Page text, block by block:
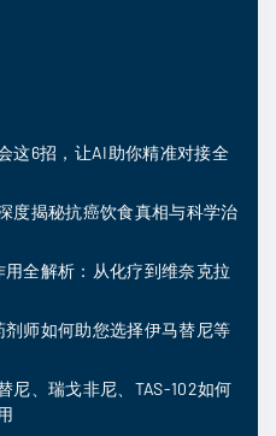
这6招，让AI助你精准对接全
度揭秘抗癌饮食真相与科学治
全解析：从化疗到维奈克拉
师如何助您选择伊马替尼等
尼、瑞戈非尼、TAS-102如何